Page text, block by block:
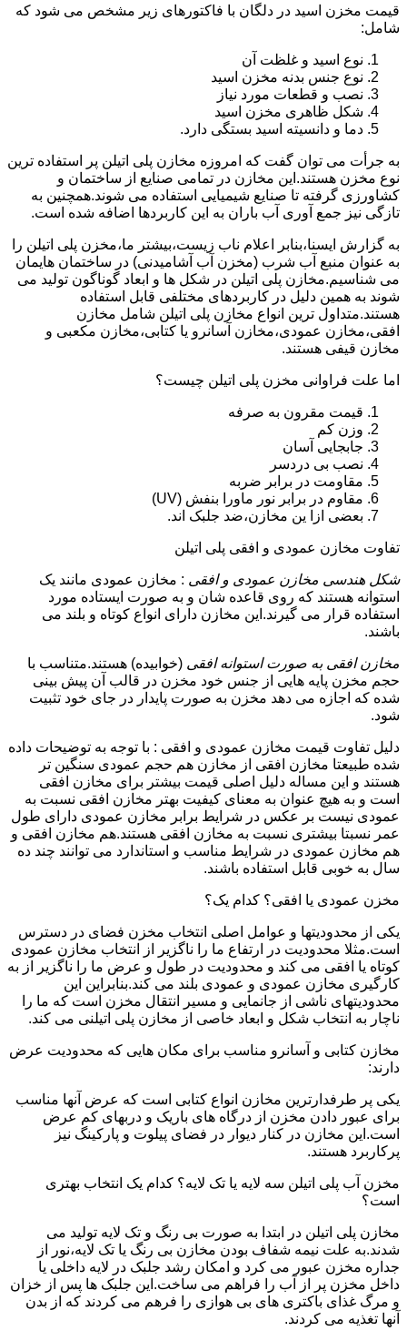
قیمت مخزن اسید در دلگان با فاکتورهای زیر مشخص می شود که
شامل:
نوع اسید و غلظت آن
نوع جنس بدنه مخزن اسید
نصب و قطعات مورد نیاز
شکل ظاهری مخزن اسید
دما و دانسیته اسید بستگی دارد.
به جرأت می توان گفت که امروزه مخازن پلی اتیلن پر استفاده ترین
نوع مخزن هستند.این مخازن در تمامی صنایع از ساختمان و
کشاورزی گرفته تا صنایع شیمیایی استفاده می شوند.همچنین به
تازگی نیز جمع آوری آب باران به این کاربردها اضافه شده است.
به گزارش ایسنا،بنابر اعلام ناب زیست،بیشتر ما،مخزن پلی اتیلن را
به عنوان منبع آب شرب (مخزن آب آشامیدنی) در ساختمان هایمان
می شناسیم.مخازن پلی اتیلن در شکل ها و ابعاد گوناگون تولید می
شوند به همین دلیل در کاربردهای مختلفی قابل استفاده
هستند.متداول ترین انواع مخازن پلی اتیلن شامل مخازن
افقی،مخازن عمودی،مخازن آسانرو یا کتابی،مخازن مکعبی و
مخازن قیفی هستند.
اما علت فراوانی مخزن پلی اتیلن چیست؟
قیمت مقرون به صرفه
وزن کم
جابجایی آسان
نصب بی دردسر
مقاومت در برابر ضربه
مقاوم در برابر نور ماورا بنفش (UV)
بعضی ازا ین مخازن،ضد جلبک اند.
تفاوت مخازن عمودی و افقی پلی اتیلن
شکل هندسی مخازن عمودی و افقی : مخازن عمودی مانند یک
استوانه هستند که روی قاعده شان و به صورت ایستاده مورد
استفاده قرار می گیرند.این مخازن دارای انواع کوتاه و بلند می
باشند.
مخازن افقی به صورت استوانه افقی (خوابیده) هستند.متناسب با
حجم مخزن پایه هایی از جنس خود مخزن در قالب آن پیش بینی
شده که اجازه می دهد مخزن به صورت پایدار در جای خود تثبیت
شود.
دلیل تفاوت قیمت مخازن عمودی و افقی : با توجه به توضیحات داده
شده طبیعتا مخازن افقی از مخازن هم حجم عمودی سنگین تر
هستند و این مساله دلیل اصلی قیمت بیشتر برای مخازن افقی
است و به هیچ عنوان به معنای کیفیت بهتر مخازن افقی نسبت به
عمودی نیست بر عکس در شرایط برابر مخازن عمودی دارای طول
عمر نسبتا بیشتری نسبت به مخازن افقی هستند.هم مخازن افقی و
هم مخازن عمودی در شرایط مناسب و استاندارد می توانند چند ده
سال به خوبی قابل استفاده باشند.
مخزن عمودی یا افقی؟ کدام یک؟
یکی از محدودیتها و عوامل اصلی انتخاب مخزن فضای در دسترس
است.مثلا محدودیت در ارتفاع ما را ناگزیر از انتخاب مخازن عمودی
کوتاه یا افقی می کند و محدودیت در طول و عرض ما را ناگزیر از به
کارگیری مخازن عمودی و عمودی بلند می کند.بنابراین این
محدودیتهای ناشی از جانمایی و مسیر انتقال مخزن است که ما را
ناچار به انتخاب شکل و ابعاد خاصی از مخازن پلی اتیلنی می کند.
مخازن کتابی و آسانرو مناسب برای مکان هایی که محدودیت عرض
دارند:
یکی پر طرفدارترین مخازن انواع کتابی است که عرض آنها مناسب
برای عبور دادن مخزن از درگاه های باریک و دربهای کم عرض
است.این مخازن در کنار دیوار در فضای پیلوت و پارکینگ نیز
پرکاربرد هستند.
مخزن آب پلی اتیلن سه لایه یا تک لایه؟ کدام یک انتخاب بهتری
است؟
مخازن پلی اتیلن در ابتدا به صورت بی رنگ و تک لایه تولید می
شدند.به علت نیمه شفاف بودن مخازن بی رنگ یا تک لایه،نور از
جداره مخزن عبور می کرد و امکان رشد جلبک در لایه داخلی یا
داخل مخزن پر از آب را فراهم می ساخت.این جلبک ها پس از خزان
و مرگ غذای باکتری های بی هوازی را فرهم می کردند که از بدن
آنها تغذیه می کردند.